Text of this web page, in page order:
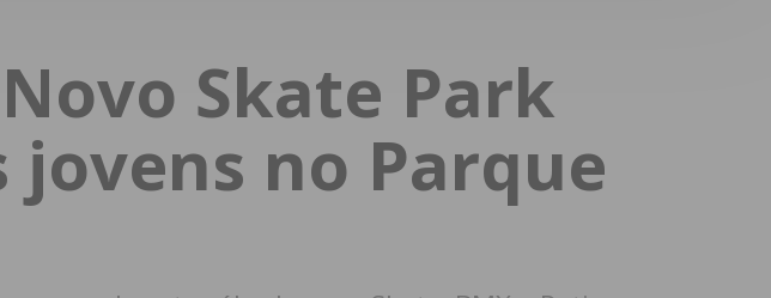
INICIAR SESSÃO
Perdeu a sua senha?
Skate Park
no Parque